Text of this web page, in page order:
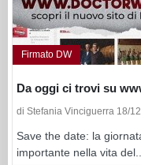
Firmato DW
Da oggi ci trovi su
di Stefania Vinciguerra 18/
Save the date: la
importante nella vita del...